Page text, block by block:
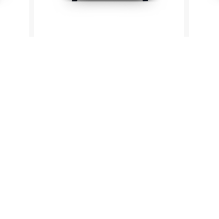
de confidentialité, en garantissant la conformité avec les